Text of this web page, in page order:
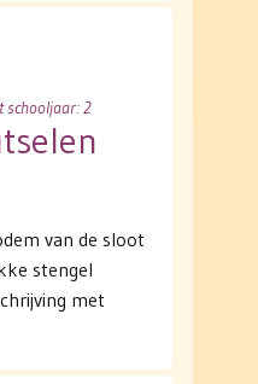
schooljaar: 2
van de sloot
stengel
met